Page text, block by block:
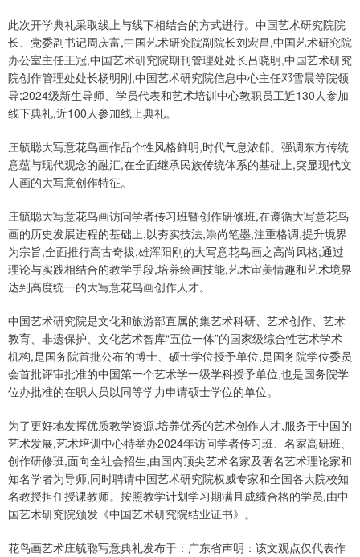
此次开学典礼采取线上与线下相结合的方式进行。中国艺术研究院院
长、党委副书记周庆富,中国艺术研究院副院长刘宏昌,中国艺术研究院
办公室主任王冠,中国艺术研究院期刊管理处处长吕晓明,中国艺术研究
院创作管理处处长杨明刚,中国艺术研究院信息中心主任邓雪晨等院领
导;2024级新生导师、学员代表和艺术培训中心教职员工近130人参加
线下典礼,近100人参加线上典礼。
庄毓聪大写意花鸟画作品个性风格鲜明,时代气息浓郁。强调东方传统
意蕴与现代观念的融汇,在全面继承民族传统体系的基础上,突显现代文
人画的大写意创作特征。
庄毓聪大写意花鸟画访问学者传习班暨创作研修班,在遵循大写意花鸟
画的历史发展进程的基础上,以夯实技法,崇尚笔墨,注重格调,提升境界
为宗旨,全面推行高古奇拔,雄浑阳刚的大写意花鸟画之高尚风格;通过
理论与实践相结合的教学手段,培养绘画技能,艺术审美情趣和艺术境界
达到高度统一的大写意花鸟画创作人才。
中国艺术研究院是文化和旅游部直属的集艺术科研、艺术创作、艺术
教育、非遗保护、文化艺术智库“五位一体”的国家级综合性艺术学术
机构,是国务院首批公布的博士、硕士学位授予单位,是国务院学位委员
会首批评审批准的中国第一个艺术学一级学科授予单位,也是国务院学
位办批准的在职人员以同等学力申请硕士学位的单位。
为了更好地发挥优质教学资源,培养优秀的艺术创作人才,服务于中国的
艺术发展,艺术培训中心特举办2024年访问学者传习班、名家高研班、
创作研修班,面向全社会招生,由国内顶尖艺术名家及著名艺术理论家和
知名学者为导师,同时聘请中国艺术研究院权威专家和全国各大院校知
名教授担任授课教师。按照教学计划学习期满且成绩合格的学员,由中
国艺术研究院颁发《中国艺术研究院结业证书》。
花鸟画艺术庄毓聪写意典礼发布于：广东省声明：该文观点仅代表作